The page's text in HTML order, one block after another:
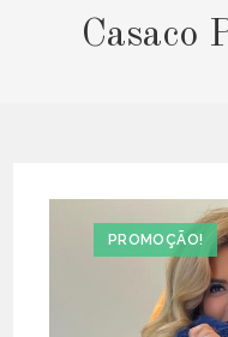
Casaco
PROMOÇÃO!